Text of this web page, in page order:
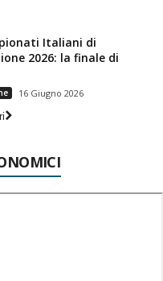
Italiani di
2026: la finale di
16 Giugno 2026